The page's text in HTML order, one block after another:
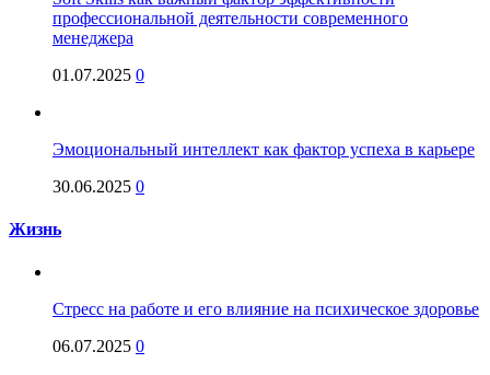
профессиональной деятельности современного
менеджера
01.07.2025 0
Эмоциональный интеллект как фактор успеха в карьере
30.06.2025 0
Жизнь
Стресс на работе и его влияние на психическое здоровье
06.07.2025 0